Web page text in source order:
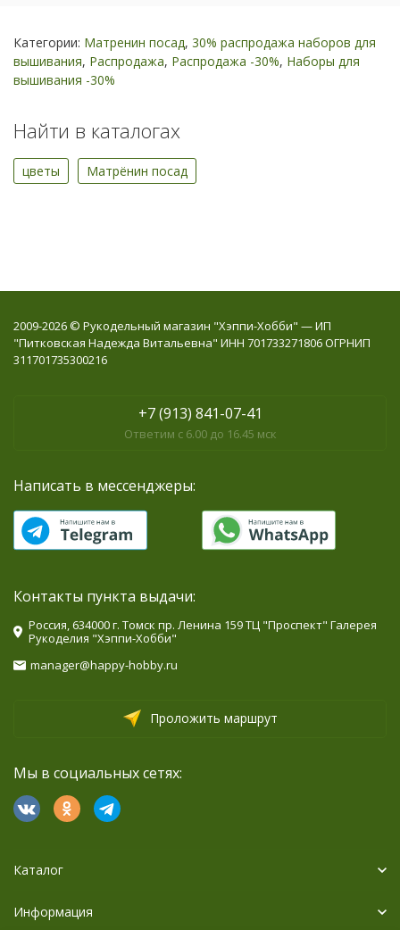
Категории: Матренин посад, 30% распродажа наборов для
вышивания, Распродажа, Распродажа -30%, Наборы для
вышивания -30%
Найти в каталогах
цветы Матрёнин посад
2009-2026 © Рукодельный магазин "Хэппи-Хобби" — ИП
"Питковская Надежда Витальевна" ИНН 701733271806 ОГРНИП
311701735300216
+7 (913) 841-07-41
Ответим с 6.00 до 16.45 мск
Написать в мессенджеры:
Контакты пункта выдачи:
Россия, 634000 г. Томск пр. Ленина 159 ТЦ "Проспект" Галерея
Рукоделия "Хэппи-Хобби"
manager@happy-hobby.ru
Проложить маршрут
Мы в социальных сетях:
Каталог
Информация